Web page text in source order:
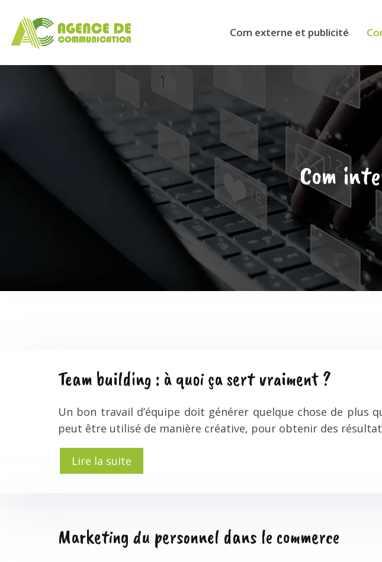
Com externe et publicité
Com
Team building : à quoi ça sert vraiment ?
Un bon travail d’équipe doit générer quelque chose de plus
peut être utilisé de manière créative, pour obtenir des
Lire la suite
Marketing du personnel dans le commerce